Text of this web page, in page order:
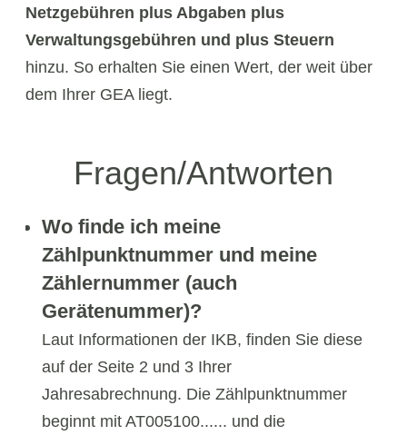
Netzgebühren plus Abgaben plus
Verwaltungsgebühren und plus Steuern
hinzu. So erhalten Sie einen Wert, der weit über
dem Ihrer GEA liegt.
Fragen/Antworten
Wo finde ich meine
Zählpunktnummer und meine
Zählernummer (auch
Gerätenummer)?
Laut Informationen der IKB, finden Sie diese
auf der Seite 2 und 3 Ihrer
Jahresabrechnung. Die Zählpunktnummer
beginnt mit AT005100...... und die